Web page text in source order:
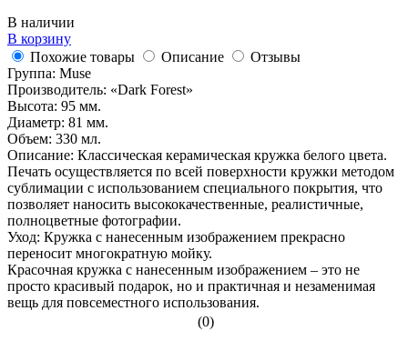
В наличии
В корзину
Похожие товары
Описание
Отзывы
Группа: Muse
Производитель: «Dark Forest»
Высота: 95 мм.
Диаметр: 81 мм.
Объем: 330 мл.
Описание: Классическая керамическая кружка белого цвета.
Печать осуществляется по всей поверхности кружки методом
сублимации с использованием специального покрытия, что
позволяет наносить высококачественные, реалистичные,
полноцветные фотографии.
Уход: Кружка с нанесенным изображением прекрасно
переносит многократную мойку.
Красочная кружка с нанесенным изображением – это не
просто красивый подарок, но и практичная и незаменимая
вещь для повсеместного использования.
(0)